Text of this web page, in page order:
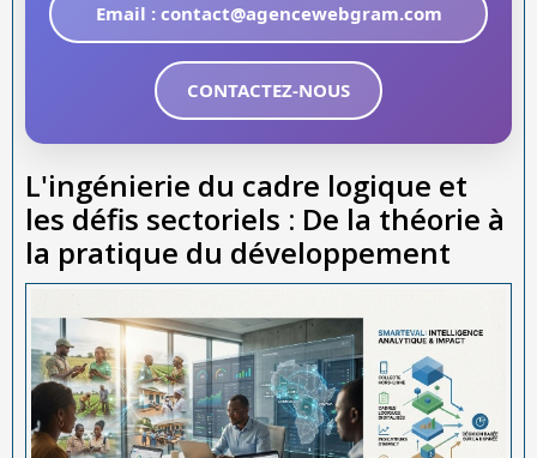
Email : contact@agencewebgram.com
CONTACTEZ-NOUS
L'ingénierie du cadre logique et
les défis sectoriels : De la théorie à
la pratique du développement